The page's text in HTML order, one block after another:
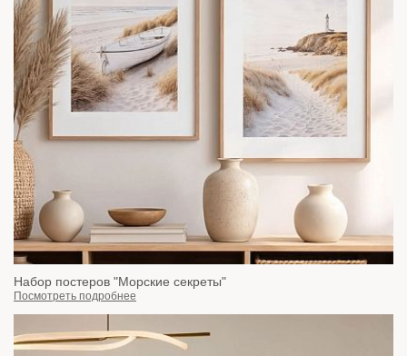
Набор постеров "Морские секреты"
Посмотреть подробнее